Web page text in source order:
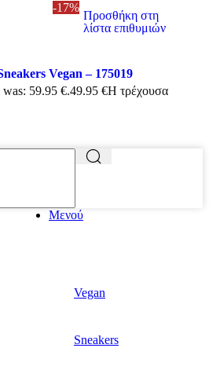
-17%
Προσθήκη στη
λίστα επιθυμιών
Vegan – 175019
59.95 €.49.95 €Η τρέχουσα
Μενού
Vegan
Sneakers